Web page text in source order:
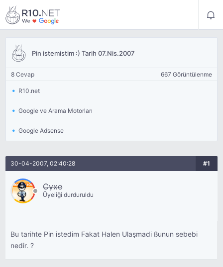
Pin istemistim :) Tarih 07.Nis.2007
8 Cevap 667 Görüntülenme
R10.net
Google ve Arama Motorları
Google Adsense
30-04-2007, 02:40:28 #1
Cyxe
Üyeliği durduruldu
Bu tarihte Pin istedim Fakat Halen Ulaşmadi ßunun sebebi
nedir. ?